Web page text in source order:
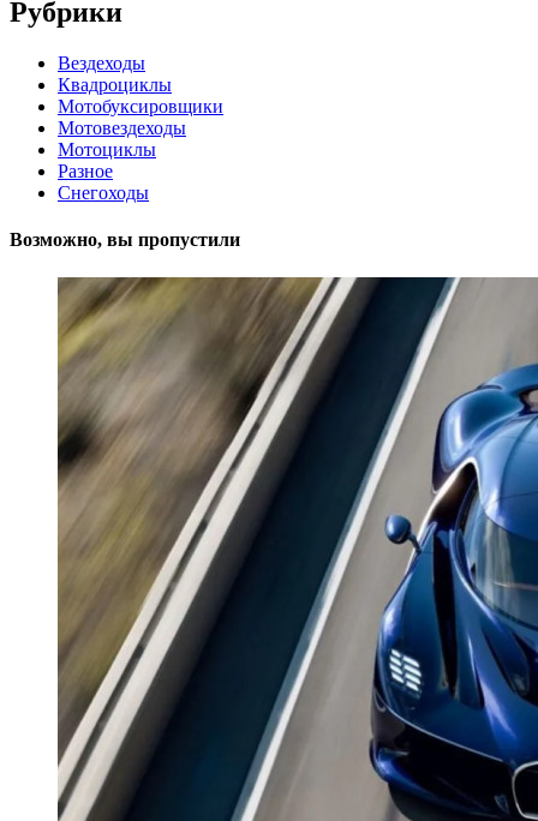
Рубрики
Вездеходы
Квадроциклы
Мотобуксировщики
Мотовездеходы
Мотоциклы
Разное
Снегоходы
Возможно, вы пропустили